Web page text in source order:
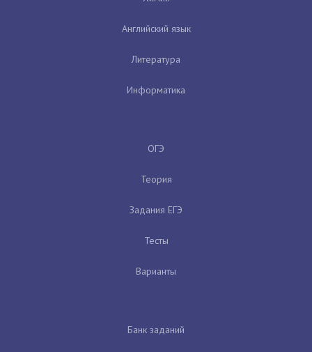
Английский язык
Литература
Информатика
ОГЭ
Теория
Задания ЕГЭ
Тесты
Варианты
Банк заданий